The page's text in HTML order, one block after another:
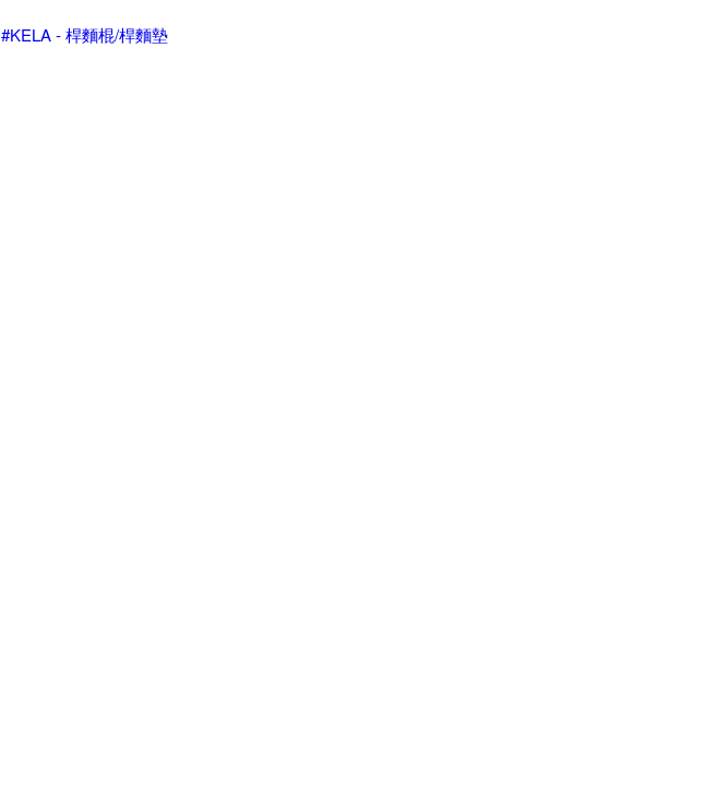
#KELA - 桿麵棍/桿麵墊